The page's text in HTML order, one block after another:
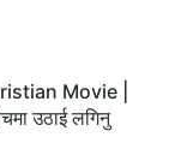
Movie |
उठाई लगिनु